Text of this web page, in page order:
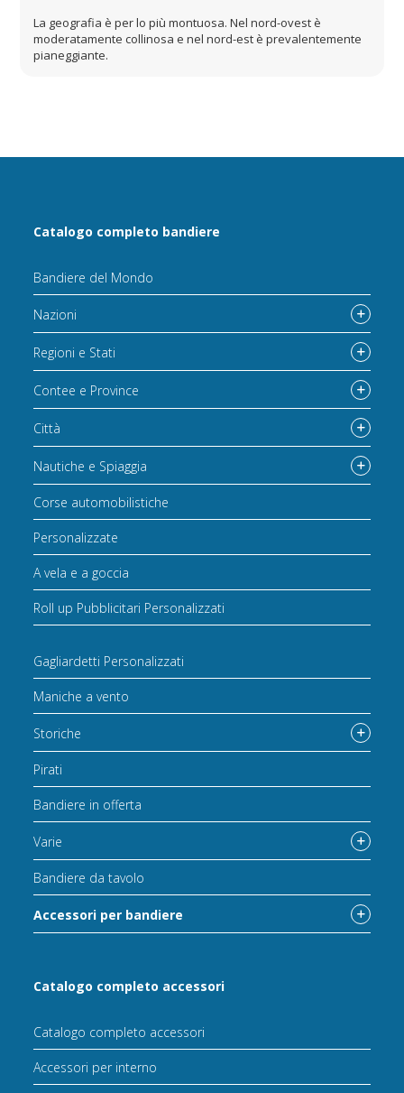
La geografia è per lo più montuosa. Nel nord-ovest è
moderatamente collinosa e nel nord-est è prevalentemente
pianeggiante.
Catalogo completo bandiere
Bandiere del Mondo
Nazioni
Regioni e Stati
Contee e Province
Città
Nautiche e Spiaggia
Corse automobilistiche
Personalizzate
A vela e a goccia
Roll up Pubblicitari Personalizzati
Gagliardetti Personalizzati
Maniche a vento
Storiche
Pirati
Bandiere in offerta
Varie
Bandiere da tavolo
Accessori per bandiere
Catalogo completo accessori
Catalogo completo accessori
Accessori per interno